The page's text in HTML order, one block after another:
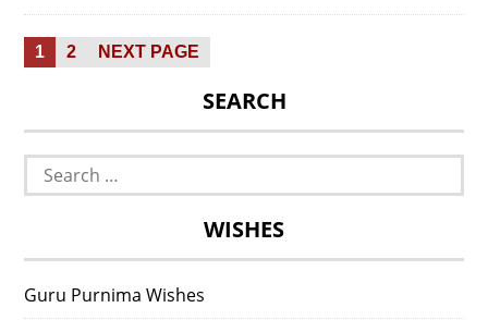
Posts
pagination
PAGE
1 PAGE
2 NEXT PAGE
SEARCH
Search
for:
WISHES
Guru Purnima Wishes